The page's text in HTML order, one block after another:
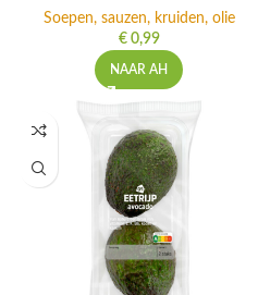
Soepen, sauzen, kruiden, olie
€0,99
NAAR AH